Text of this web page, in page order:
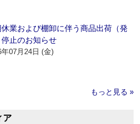
休業および棚卸に伴う商品出荷（発
停止のお知らせ
年07月24日 (金)
もっと見る »
ア